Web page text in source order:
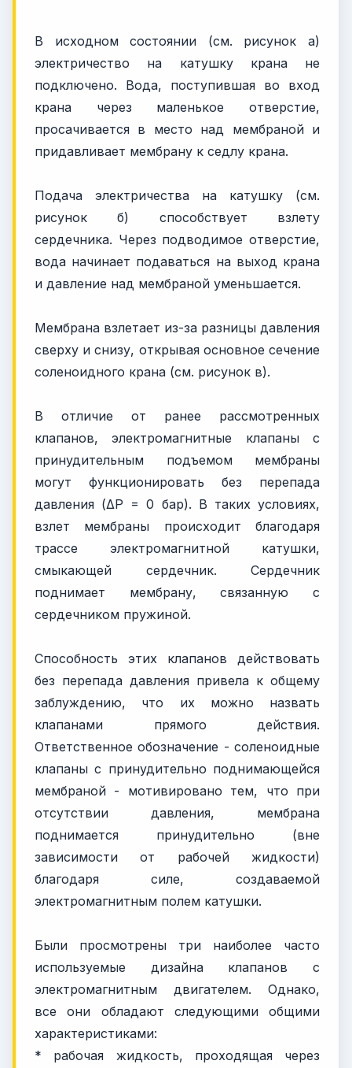
В исходном состоянии (см. рисунок а)
электричество на катушку крана не
подключено. Вода, поступившая во вход
крана через маленькое отверстие,
просачивается в место над мембраной и
придавливает мембрану к седлу крана.
Подача электричества на катушку (см.
рисунок б) способствует взлету
сердечника. Через подводимое отверстие,
вода начинает подаваться на выход крана
и давление над мембраной уменьшается.
Мембрана взлетает из-за разницы давления
сверху и снизу, открывая основное сечение
соленоидного крана (см. рисунок в).
В отличие от ранее рассмотренных
клапанов, электромагнитные клапаны с
принудительным подъемом мембраны
могут функционировать без перепада
давления (ΔP = 0 бар). В таких условиях,
взлет мембраны происходит благодаря
трассе электромагнитной катушки,
смыкающей сердечник. Сердечник
поднимает мембрану, связанную с
сердечником пружиной.
Способность этих клапанов действовать
без перепада давления привела к общему
заблуждению, что их можно назвать
клапанами прямого действия.
Ответственное обозначение - соленоидные
клапаны с принудительно поднимающейся
мембраной - мотивировано тем, что при
отсутствии давления, мембрана
поднимается принудительно (вне
зависимости от рабочей жидкости)
благодаря силе, создаваемой
электромагнитным полем катушки.
Были просмотрены три наиболее часто
используемые дизайна клапанов с
электромагнитным двигателем. Однако,
все они обладают следующими общими
характеристиками:
* рабочая жидкость, проходящая через